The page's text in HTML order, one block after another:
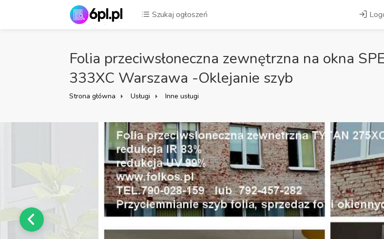
Szukaj ogłoszeń
Folia przeciwsłoneczna zewnętrzna na okna
333XC Warszawa -Oklejanie szyb
Strona główna Usługi Inne usługi